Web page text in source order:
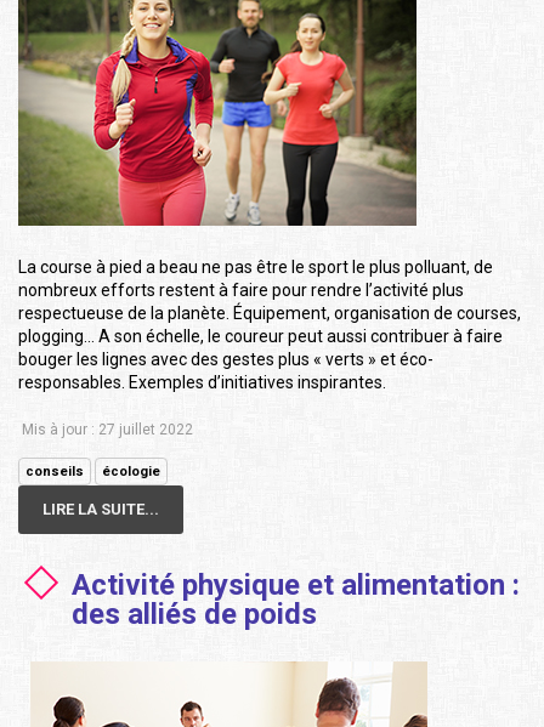
La course à pied a beau ne pas être le sport le plus polluant, de
nombreux efforts restent à faire pour rendre l’activité plus
respectueuse de la planète. Équipement, organisation de courses,
plogging… A son échelle, le coureur peut aussi contribuer à faire
bouger les lignes avec des gestes plus « verts » et éco-
responsables. Exemples d’initiatives inspirantes.
Mis à jour : 27 juillet 2022
conseils écologie
LIRE LA SUITE...
Activité physique et alimentation :
des alliés de poids